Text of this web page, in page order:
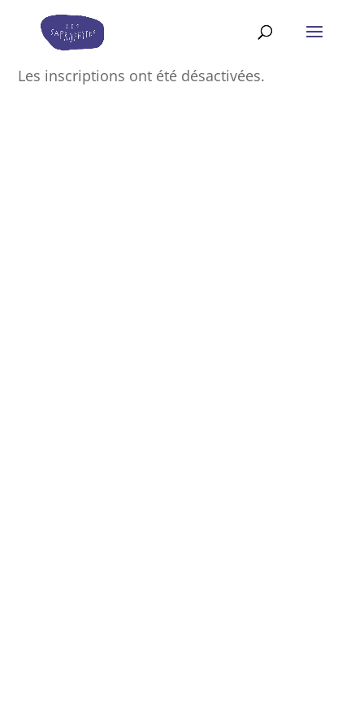
Les inscriptions ont été désactivées.